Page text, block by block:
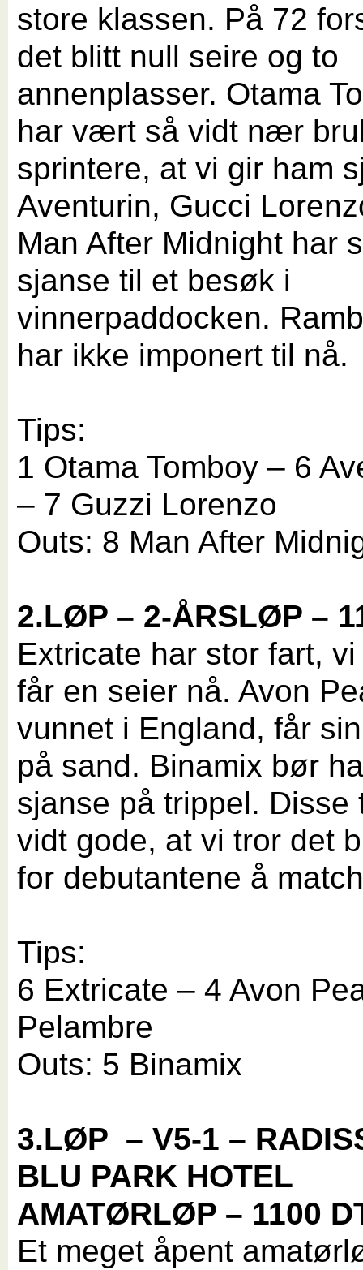
store klassen. På 72
det blitt null seire og to
annenplasser. Otama
har vært så vidt nær
sprintere, at vi gir ham
Aventurin, Gucci
Man After Midnight har
sjanse til et besøk i
vinnerpaddocken.
har ikke imponert til nå.
Tips:
1 Otama Tomboy – 6
– 7 Guzzi Lorenzo
Outs: 8 Man After
2.LØP – 2-ÅRSLØP –
Extricate har stor fart,
får en seier nå. Avon
vunnet i England, får
på sand. Binamix bør
sjanse på trippel. Disse
vidt gode, at vi tror det
for debutantene å
Tips:
6 Extricate – 4 Avon
Pelambre
Outs: 5 Binamix
3.LØP – V5-1 –
BLU PARK HOTEL
AMATØRLØP – 1100
Et meget åpent